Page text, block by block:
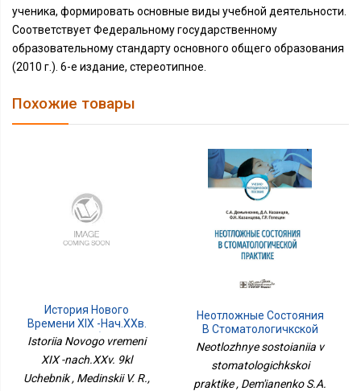
ученика, формировать основные виды учебной деятельности.
Соответствует Федеральному государственному
образовательному стандарту основного общего образования
(2010 г.). 6-е издание, стереотипное.
Похожие товары
История Нового
Времени XIX -нач.XXв.
9кл Учебник
Istoriia Novogo vremeni
XIX -nach.XXv. 9kl
Uchebnik , Medinskii V. R.,
Неотложные Состояния
В Стоматологичкской
Практике
Neotlozhnye sostoianiia v
stomatologichkskoi
praktike , Dem'ianenko S.A.